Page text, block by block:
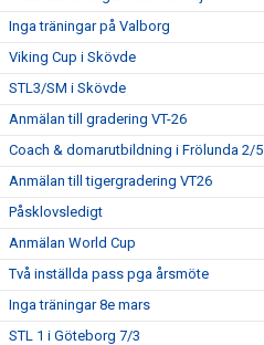
Inga träningar på Valborg
Viking Cup i Skövde
STL3/SM i Skövde
Anmälan till gradering VT-26
Coach & domarutbildning i Frölunda 2/5
Anmälan till tigergradering VT26
Påsklovsledigt
Anmälan World Cup
Två inställda pass pga årsmöte
Inga träningar 8e mars
STL 1 i Göteborg 7/3